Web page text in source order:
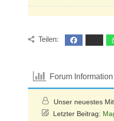
Teilen:
Forum Information
Unser neuestes
Letzter Beitrag: